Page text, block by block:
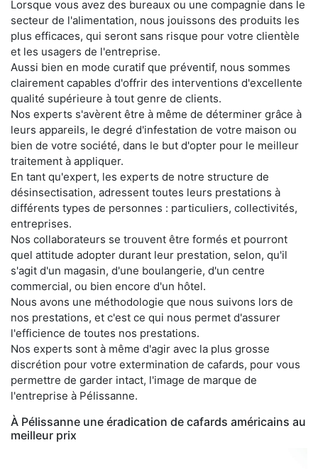
Lorsque vous avez des bureaux ou une compagnie dans le
secteur de l'alimentation, nous jouissons des produits les
plus efficaces, qui seront sans risque pour votre clientèle
et les usagers de l'entreprise.
Aussi bien en mode curatif que préventif, nous sommes
clairement capables d'offrir des interventions d'excellente
qualité supérieure à tout genre de clients.
Nos experts s'avèrent être à même de déterminer grâce à
leurs appareils, le degré d'infestation de votre maison ou
bien de votre société, dans le but d'opter pour le meilleur
traitement à appliquer.
En tant qu'expert, les experts de notre structure de
désinsectisation, adressent toutes leurs prestations à
différents types de personnes : particuliers, collectivités,
entreprises.
Nos collaborateurs se trouvent être formés et pourront
quel attitude adopter durant leur prestation, selon, qu'il
s'agit d'un magasin, d'une boulangerie, d'un centre
commercial, ou bien encore d'un hôtel.
Nous avons une méthodologie que nous suivons lors de
nos prestations, et c'est ce qui nous permet d'assurer
l'efficience de toutes nos prestations.
Nos experts sont à même d'agir avec la plus grosse
discrétion pour votre extermination de cafards, pour vous
permettre de garder intact, l'image de marque de
l'entreprise à Pélissanne.
À Pélissanne une éradication de cafards américains au
meilleur prix